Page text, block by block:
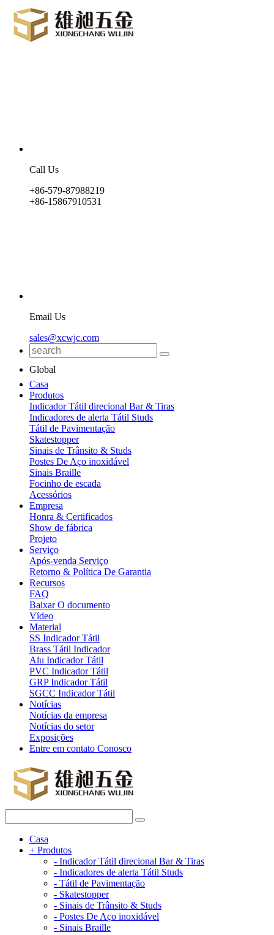
Call Us
+86-579-87988219
+86-15867910531
Email Us
sales@xcwjc.com
Global
Casa
Produtos
Indicador Tátil direcional Bar & Tiras
Indicadores de alerta Tátil Studs
Tátil de Pavimentação
Skatestopper
Sinais de Trânsito & Studs
Postes De Aço inoxidável
Sinais Braille
Focinho de escada
Acessórios
Empresa
Honra & Certificados
Show de fábrica
Projeto
Serviço
Após-venda Serviço
Retorno & Política De Garantia
Recursos
FAQ
Baixar O documento
Vídeo
Material
SS Indicador Tátil
Brass Tátil Indicador
Alu Indicador Tátil
PVC Indicador Tátil
GRP Indicador Tátil
SGCC Indicador Tátil
Notícias
Notícias da empresa
Notícias do setor
Exposições
Entre em contato Conosco
Casa
+ Produtos
- Indicador Tátil direcional Bar & Tiras
- Indicadores de alerta Tátil Studs
- Tátil de Pavimentação
- Skatestopper
- Sinais de Trânsito & Studs
- Postes De Aço inoxidável
- Sinais Braille